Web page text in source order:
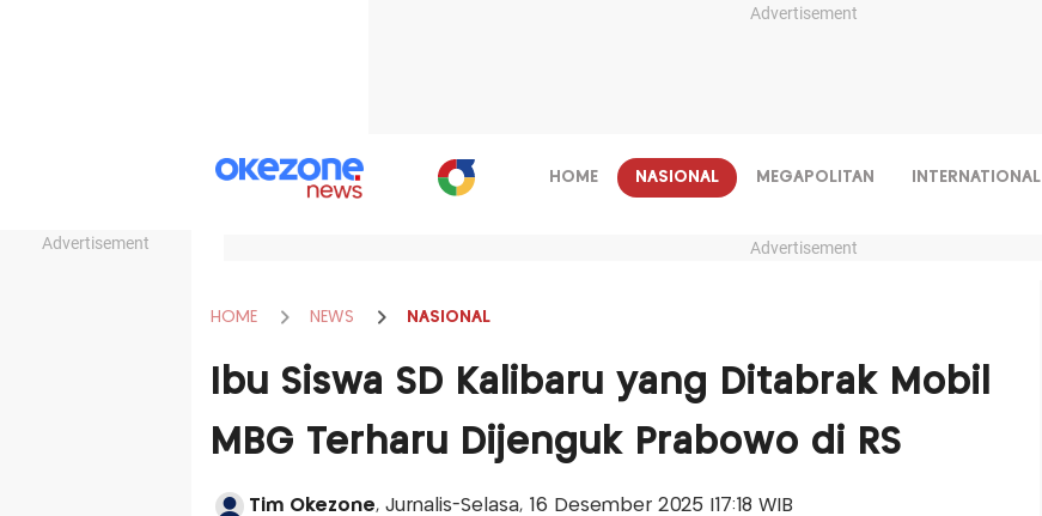
Advertisement
Advertisement
HOME NASIONAL MEGAPOLITAN INTERNATIONAL
Advertisement
HOME NEWS NASIONAL
Ibu Siswa SD Kalibaru yang Ditabrak Mobil
MBG Terharu Dijenguk Prabowo di RS
Tim Okezone, Jurnalis-Selasa, 16 Desember 2025 |17:18 WIB